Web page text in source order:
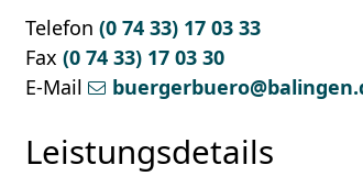
Telefon (0 74 33) 17 03 33
Fax (0 74 33) 17 03 30
E-Mail
Leistungsdetails